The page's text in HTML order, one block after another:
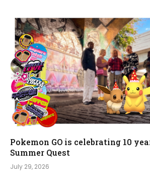
Pokemon GO is celebrating 10
Summer Quest
July 29, 2026